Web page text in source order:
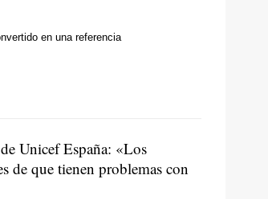
en una referencia
Unicef España: «Los
de que tienen problemas con